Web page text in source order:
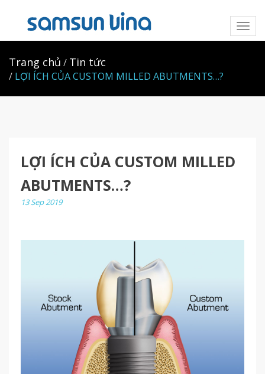
Trang chủ Tin tức
LỢI ÍCH CỦA CUSTOM MILLED ABUTMENTS…?
LỢI ÍCH CỦA CUSTOM MILLED
ABUTMENTS…?
13 Sep 2019